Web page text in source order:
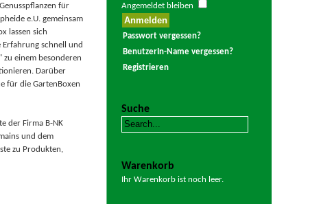
für
e.U. gemeinsam
lassen sich
schnell und
einem besonderen
Darüber
für die GartenBoxen
der Firma B-NK
und dem
zu Produkten,
Angemeldet bleiben
Passwort vergessen?
BenutzerIn-Name vergessen?
Registrieren
Suche
Warenkorb
Ihr Warenkorb ist noch leer.